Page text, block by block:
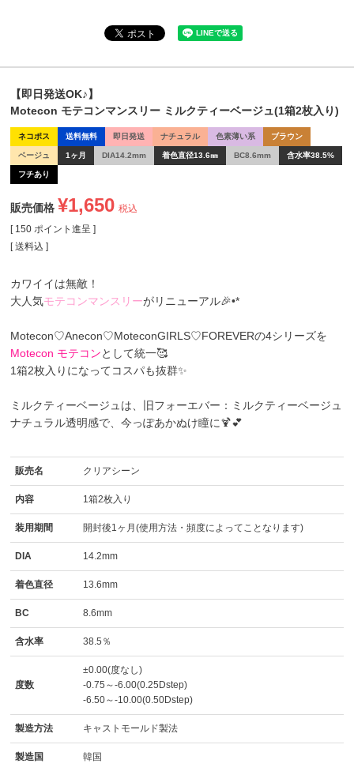
【即日発送OK♪】
Motecon モテコンマンスリー ミルクティーベージュ(1箱2枚入り)
ネコポス 送料無料 即日発送 ナチュラル 色素薄い系 ブラウン
ベージュ 1ヶ月 DIA14.2mm 着色直径13.6㎜ BC8.6mm 含水率38.5%
フチあり
販売価格 ¥1,650 税込
[ 150 ポイント進呈 ]
送料込
カワイイは無敵！
大人気モテコンマンスリーがリニューアル🎉•*
Motecon♡Anecon♡MoteconGIRLS♡FOREVERの4シリーズを
Motecon モテコンとして統一🥰
1箱2枚入りになってコスパも抜群✨
ミルクティーベージュは、旧フォーエバー：ミルクティーベージュ
ナチュラル透明感で、今っぽあかぬけ瞳に🍹💕
販売名 クリアシーン
内容 1箱2枚入り
装用期間 開封後1ヶ月(使用方法・頻度によってことなります)
DIA 14.2mm
着色直径 13.6mm
BC 8.6mm
含水率 38.5％
度数
±0.00(度なし)
-0.75～-6.00(0.25Dstep)
-6.50～-10.00(0.50Dstep)
製造方法 キャストモールド製法
製造国 韓国